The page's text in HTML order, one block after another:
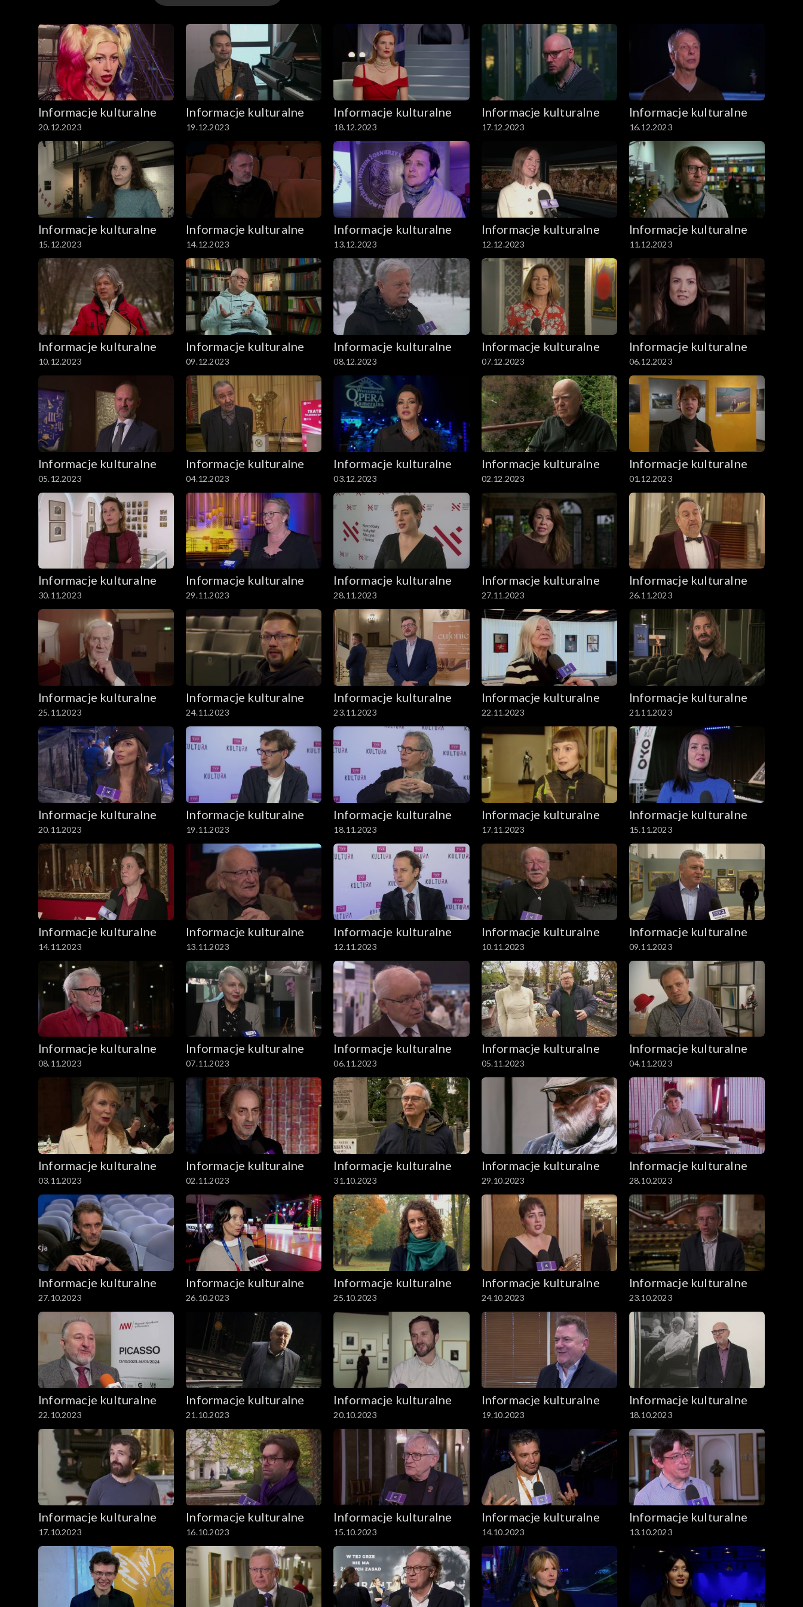
Art&Science Meeting czyli niezwykły mariaż sztuki i technologii. Prezentacja dzieł trzech artystów zajmujących się sztuką robotyczną to nowa
perspektywa w dialogu tego co ulotne i nieulotne.
Odcinki
Archiwum
Informacje kulturalne
20.12.2023
Informacje kulturalne
19.12.2023
Informacje kulturalne
18.12.2023
Informacje kulturalne
17.12.2023
Informacje kulturalne
16.12.2023
Informacje kulturalne
15.12.2023
Informacje kulturalne
14.12.2023
Informacje kulturalne
13.12.2023
Informacje kulturalne
12.12.2023
Informacje kulturalne
11.12.2023
Informacje kulturalne
10.12.2023
Informacje kulturalne
09.12.2023
Informacje kulturalne
08.12.2023
Informacje kulturalne
07.12.2023
Informacje kulturalne
06.12.2023
Informacje kulturalne
05.12.2023
Informacje kulturalne
04.12.2023
Informacje kulturalne
03.12.2023
Informacje kulturalne
02.12.2023
Informacje kulturalne
01.12.2023
Informacje kulturalne
30.11.2023
Informacje kulturalne
29.11.2023
Informacje kulturalne
28.11.2023
Informacje kulturalne
27.11.2023
Informacje kulturalne
26.11.2023
Informacje kulturalne
25.11.2023
Informacje kulturalne
24.11.2023
Informacje kulturalne
23.11.2023
Informacje kulturalne
22.11.2023
Informacje kulturalne
21.11.2023
Informacje kulturalne
20.11.2023
Informacje kulturalne
19.11.2023
Informacje kulturalne
18.11.2023
Informacje kulturalne
17.11.2023
Informacje kulturalne
15.11.2023
Informacje kulturalne
14.11.2023
Informacje kulturalne
13.11.2023
Informacje kulturalne
12.11.2023
Informacje kulturalne
10.11.2023
Informacje kulturalne
09.11.2023
Informacje kulturalne
08.11.2023
Informacje kulturalne
07.11.2023
Informacje kulturalne
06.11.2023
Informacje kulturalne
05.11.2023
Informacje kulturalne
04.11.2023
Informacje kulturalne
03.11.2023
Informacje kulturalne
02.11.2023
Informacje kulturalne
31.10.2023
Informacje kulturalne
29.10.2023
Informacje kulturalne
28.10.2023
Informacje kulturalne
27.10.2023
Informacje kulturalne
26.10.2023
Informacje kulturalne
25.10.2023
Informacje kulturalne
24.10.2023
Informacje kulturalne
23.10.2023
Informacje kulturalne
22.10.2023
Informacje kulturalne
21.10.2023
Informacje kulturalne
20.10.2023
Informacje kulturalne
19.10.2023
Informacje kulturalne
18.10.2023
Informacje kulturalne
17.10.2023
Informacje kulturalne
16.10.2023
Informacje kulturalne
15.10.2023
Informacje kulturalne
14.10.2023
Informacje kulturalne
13.10.2023